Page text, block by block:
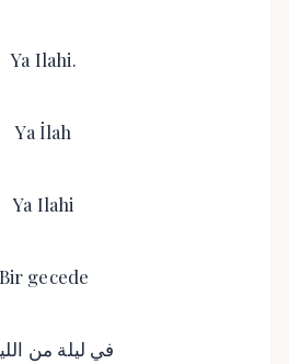
Ya Ilahi.
Ya İlah
Ya Ilahi
Bir gecede
في ليلة من